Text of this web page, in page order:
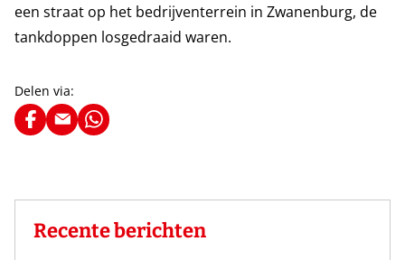
een straat op het bedrijventerrein in Zwanenburg, de
tankdoppen losgedraaid waren.
Delen via:
Recente berichten